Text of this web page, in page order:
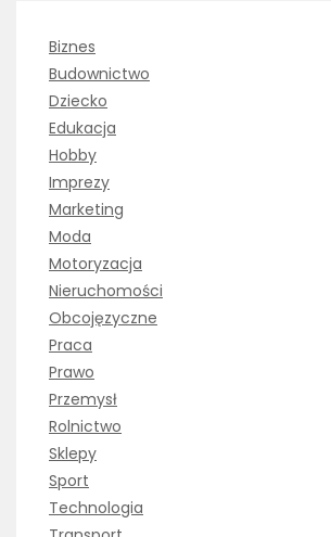
Biznes
Budownictwo
Dziecko
Edukacja
Hobby
Imprezy
Marketing
Moda
Motoryzacja
Nieruchomości
Obcojęzyczne
Praca
Prawo
Przemysł
Rolnictwo
Sklepy
Sport
Technologia